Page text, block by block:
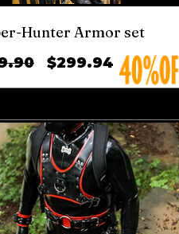
Hunter Armor set
ราคา
$299.94 ราคา
ขาย